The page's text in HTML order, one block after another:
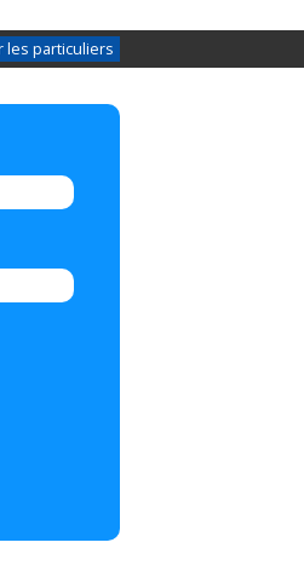
les particuliers